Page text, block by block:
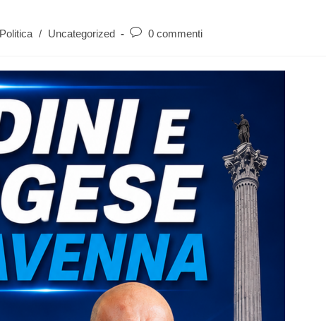
Politica / Uncategorized 0 commenti